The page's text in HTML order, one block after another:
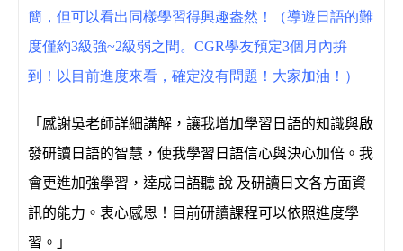
簡，但可以看出同樣學習得興趣盎然！（導遊日語的難
度僅約3級強~2級弱之間。CGR學友預定3個月內拚
到！以目前進度來看，確定沒有問題！大家加油！）
「感謝吳老師詳細講解，讓我增加學習日語的知識與啟
發研讀日語的智慧，使我學習日語信心與決心加倍。我
會更進加強學習，達成日語聽 說 及研讀日文各方面資
訊的能力。衷心感恩！目前研讀課程可以依照進度學
習。」